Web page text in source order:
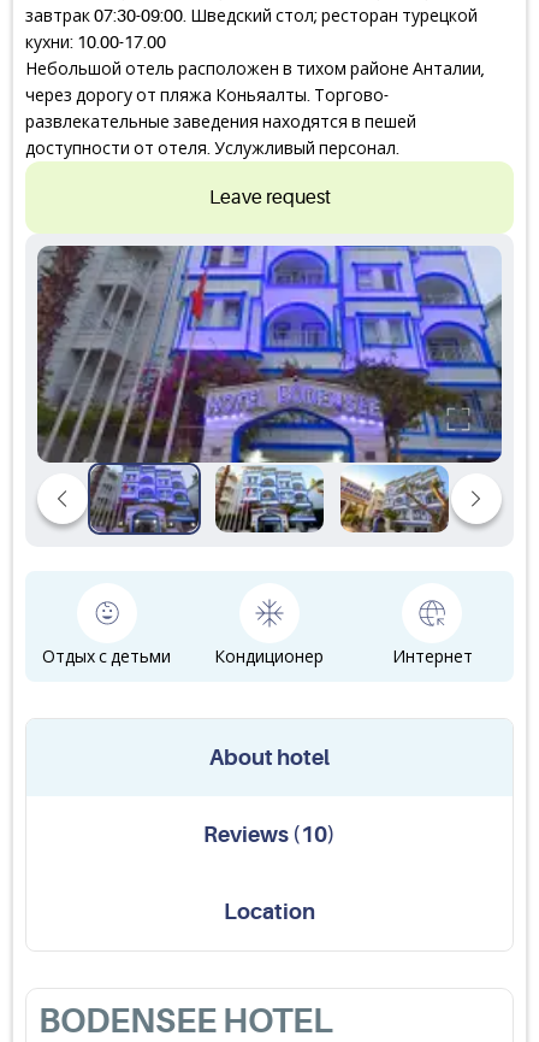
завтрак 07:30-09:00. Шведский стол; ресторан турецкой
кухни: 10.00-17.00
Небольшой отель расположен в тихом районе Анталии,
через дорогу от пляжа Коньяалты. Торгово-
развлекательные заведения находятся в пешей
доступности от отеля. Услужливый персонал.
Leave request
Отдых с детьми Кондиционер Интернет
About hotel
Reviews ( 10)
Location
BODENSEE HOTEL